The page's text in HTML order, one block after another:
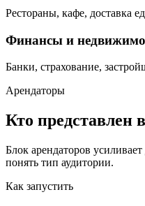
Рестораны, кафе, доставка
Финансы и
Банки, страхование,
Арендаторы
Кто представлен
Блок арендаторов
понять тип аудитории.
Как запустить